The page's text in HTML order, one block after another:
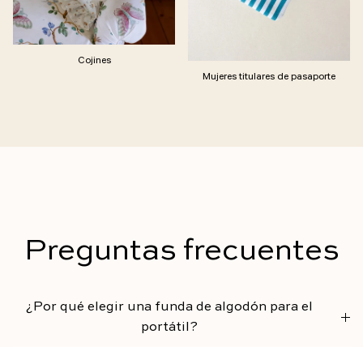
Cojines
Mujeres titulares de pasaporte
Preguntas frecuentes
¿Por qué elegir una funda de algodón para el
portátil?